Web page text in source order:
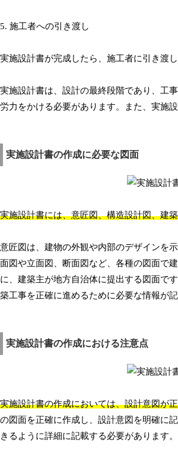
5. 施工者への引き渡し
実施設計書が完成したら、施工者に引き渡
実施設計書は、設計の最終段階であり、工
労力をかける必要があります。また、実施
実施設計書の作成に必要な図面
実施設計書には、意匠図、構造設計図、建
意匠図は、建物の外観や内部のデザインを
面図や立面図、断面図など、各種の図面で
に、建築主が地方自治体に提出する図面で
築工事を正確に進めるために必要な情報が記
実施設計書の作成における注意点
実施設計書の作成においては、設計意図が
の図面を正確に作成し、設計意図を明確に
きるように詳細に記載する必要があります。